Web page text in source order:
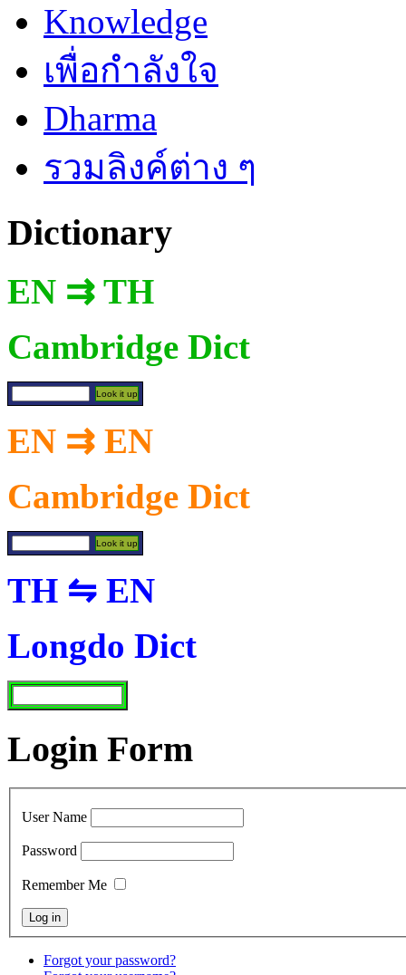
Knowledge
เพื่อกำลังใจ
Dharma
รวมลิงค์ต่าง ๆ
Dictionary
EN ⇉ TH
Cambridge Dict
EN ⇉ EN
Cambridge Dict
TH ⇋ EN
Longdo Dict
Login Form
User Name
Password
Remember Me
Forgot your password?